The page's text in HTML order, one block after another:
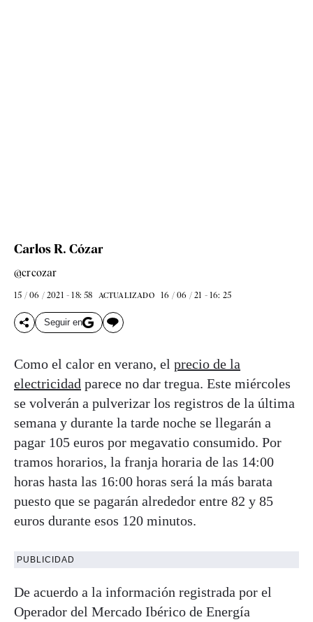
Carlos R. Cózar
@crcozar
15 / 06 / 2021 - 18: 58 ACTUALIZADO 16 / 06 / 21 - 16: 25
Seguir en
Como el calor en verano, el precio de la
electricidad parece no dar tregua. Este miércoles
se volverán a pulverizar los registros de la última
semana y durante la tarde noche se llegarán a
pagar 105 euros por megavatio consumido. Por
tramos horarios, la franja horaria de las 14:00
horas hasta las 16:00 horas será la más barata
puesto que se pagarán alrededor entre 82 y 85
euros durante esos 120 minutos.
PUBLICIDAD
De acuerdo a la información registrada por el
Operador del Mercado Ibérico de Energía